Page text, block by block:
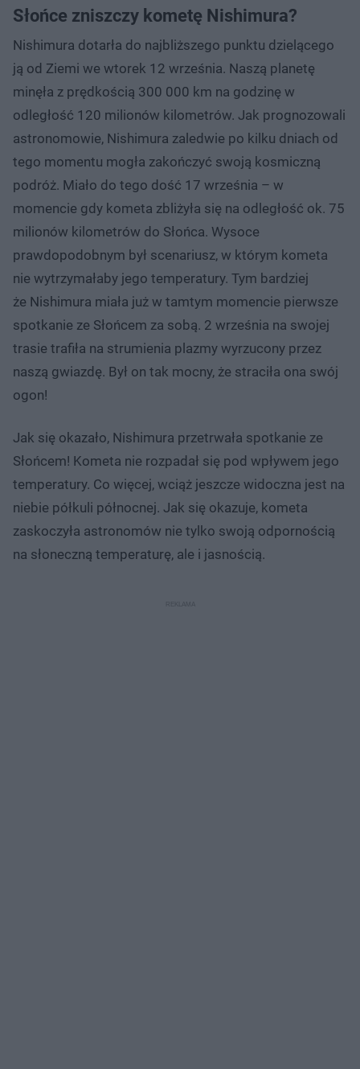
Słońce zniszczy kometę Nishimura?
Nishimura dotarła do najbliższego punktu dzielącego
ją od Ziemi we wtorek 12 września. Naszą planetę
minęła z prędkością 300 000 km na godzinę w
odległość 120 milionów kilometrów. Jak prognozowali
astronomowie, Nishimura zaledwie po kilku dniach od
tego momentu mogła zakończyć swoją kosmiczną
podróż. Miało do tego dość 17 września – w
momencie gdy kometa zbliżyła się na odległość ok. 75
milionów kilometrów do Słońca. Wysoce
prawdopodobnym był scenariusz, w którym kometa
nie wytrzymałaby jego temperatury. Tym bardziej
że Nishimura miała już w tamtym momencie pierwsze
spotkanie ze Słońcem za sobą. 2 września na swojej
trasie trafiła na strumienia plazmy wyrzucony przez
naszą gwiazdę. Był on tak mocny, że straciła ona swój
ogon!
Jak się okazało, Nishimura przetrwała spotkanie ze
Słońcem! Kometa nie rozpadał się pod wpływem jego
temperatury. Co więcej, wciąż jeszcze widoczna jest na
niebie półkuli północnej. Jak się okazuje, kometa
zaskoczyła astronomów nie tylko swoją odpornością
na słoneczną temperaturę, ale i jasnością.